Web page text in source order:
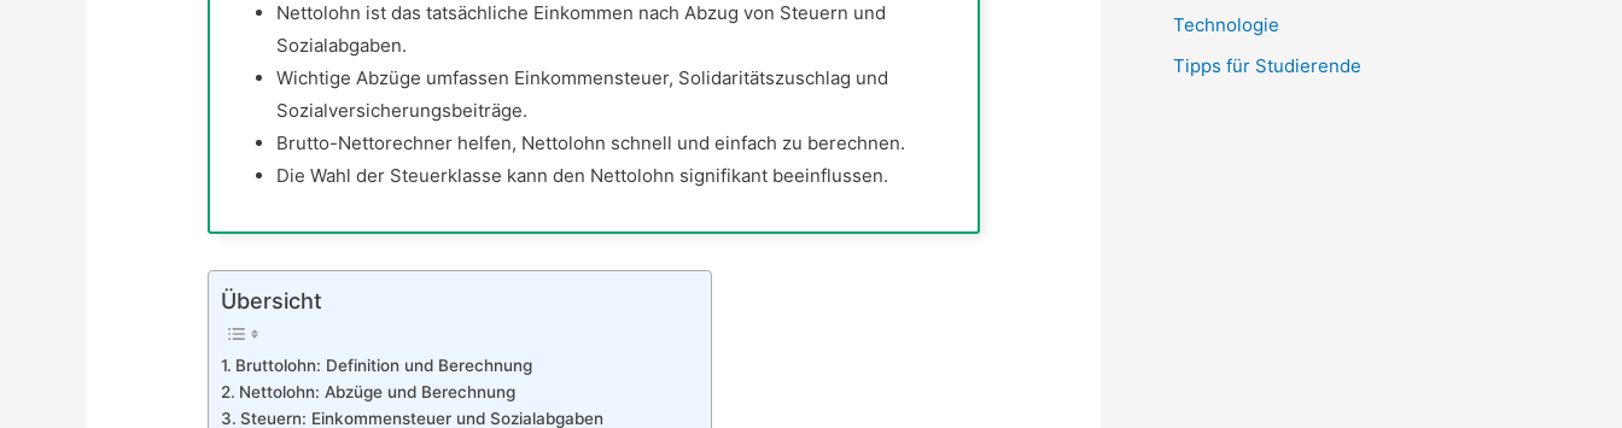
Nettolohn ist das tatsächliche Einkommen nach Abzug von Steuern und
Sozialabgaben.
Wichtige Abzüge umfassen Einkommensteuer, Solidaritätszuschlag und
Sozialversicherungsbeiträge.
Brutto-Nettorechner helfen, Nettolohn schnell und einfach zu berechnen.
Die Wahl der Steuerklasse kann den Nettolohn signifikant beeinflussen.
Übersicht
Bruttolohn: Definition und Berechnung
Nettolohn: Abzüge und Berechnung
Steuern: Einkommensteuer und Sozialabgaben
Technologie
Tipps für Studierende